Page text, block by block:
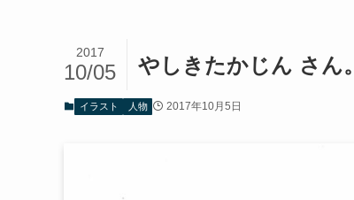
やしきたかじん さん。
2017
10/05
イラスト 人物 2017年10月5日